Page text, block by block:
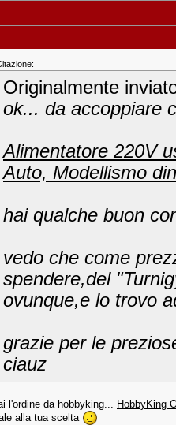
Originalmente
ok... da accoppiare
Alimentatore 220V
Auto, Modellismo
hai qualche buon
vedo che come
spendere,del
ovunque,e lo trovo
grazie per le
ciauz
l'ordine da hobbyking... HobbyKing
alla tua scelta